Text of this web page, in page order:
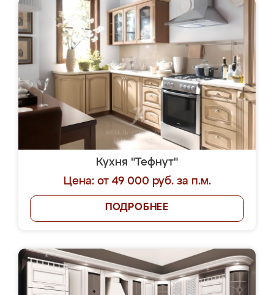
Кухня "Тефнут"
Цена: от 49 000 руб. за п.м.
ПОДРОБНЕЕ